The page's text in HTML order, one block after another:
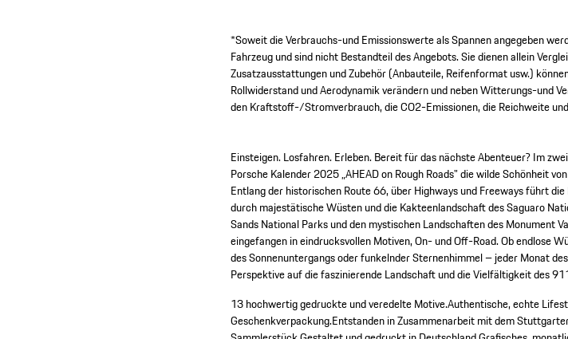
*Soweit die Verbrauchs-und Emissionswerte als Spannen angegeben
Fahrzeug und sind nicht Bestandteil des Angebots. Sie dienen allein
Zusatzausstattungen und Zubehör (Anbauteile, Reifenformat usw.)
Rollwiderstand und Aerodynamik verändern und neben Witterungs-und
den Kraftstoff-/Stromverbrauch, die CO2-Emissionen, die Reichweite
Einsteigen. Losfahren. Erleben. Bereit für das nächste Abenteuer? Im
Porsche Kalender 2025 „AHEAD on Rough Roads" die wilde Schönheit
Entlang der historischen Route 66, über Highways und Freeways führt
durch majestätische Wüsten und die Kakteenlandschaft des Saguaro
Sands National Parks und den mystischen Landschaften des Monument
eingefangen in eindrucksvollen Motiven, On- und Off-Road. Ob endlose
des Sonnenuntergangs oder funkelnder Sternenhimmel – jeder Monat
Perspektive auf die faszinierende Landschaft und die Vielfältigkeit des
13 hochwertig gedruckte und veredelte Motive.Authentische, echte
Geschenkverpackung.Entstanden in Zusammenarbeit mit dem